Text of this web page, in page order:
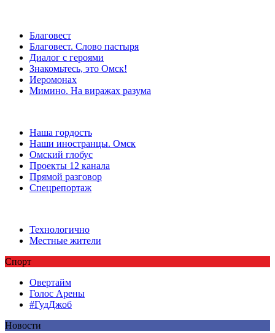
Благовест
Благовест. Слово пастыря
Диалог с героями
Знакомьтесь, это Омск!
Иеромонах
Мимино. На виражах разума
Наша гордость
Наши иностранцы. Омск
Омский глобус
Проекты 12 канала
Прямой разговор
Спецрепортаж
Технологично
Местные жители
Спорт
Овертайм
Голос Арены
#ГудДжоб
Новости